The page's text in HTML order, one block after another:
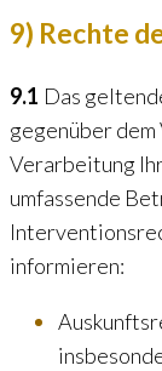
9) Rechte
9.1 Das
gegenüber
Verarbeitung
umfassende
informieren: